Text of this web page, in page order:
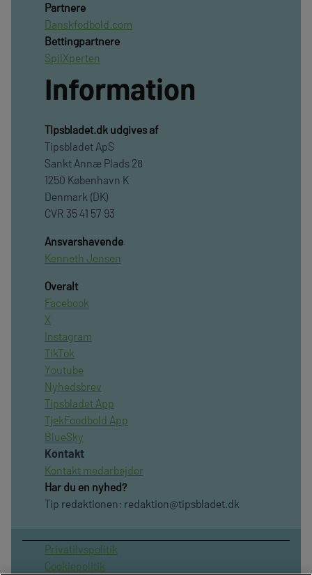
Partnere
Danskfodbold.com
Bettingpartnere
SpilXperten
Information
TIpsbladet.dk udgives af
Tipsbladet ApS
Sankt Annæ Plads 28
1250 København K
Denmark (DK)
CVR 35 41 57 93
Ansvarshavende
Kenneth Jensen
Overalt
Facebook
X
Instagram
TikTok
Youtube
Nyhedsbrev
Tipsbladet App
TjekFoodbold App
BlueSky
Kontakt
Kontakt medarbejder
Har du en nyhed?
Tip redaktionen: redaktion@tipsbladet.dk
Privatilvspolitik
Cookiepolitik